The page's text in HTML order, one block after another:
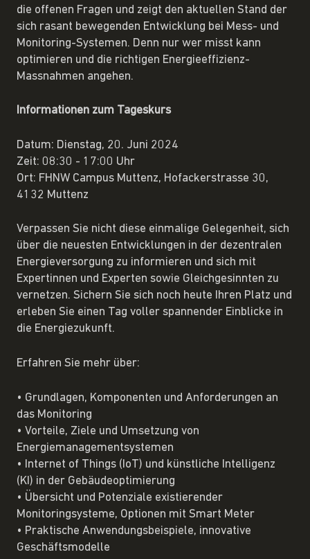
die offenen Fragen und zeigt den aktuellen Stand der
sich rasant bewegenden Entwicklung bei Mess- und
Monitoring-Systemen. Denn nur wer misst kann
optimieren und die richtigen Energieeffizienz-
Massnahmen angehen.
Informationen zum Tageskurs
Datum: Dienstag, 20. Juni 2024
Zeit: 08:30 - 17:00 Uhr
Ort: FHNW Campus Muttenz, Hofackerstrasse 30,
4132 Muttenz
Verpassen Sie nicht diese einmalige Gelegenheit, sich
über die neuesten Entwicklungen in der dezentralen
Energieversorgung zu informieren und sich mit
Expertinnen und Experten sowie Gleichgesinnten zu
vernetzen. Sichern Sie sich noch heute Ihren Platz und
erleben Sie einen Tag voller spannender Einblicke in
die Energiezukunft.
Erfahren Sie mehr über:
• Grundlagen, Komponenten und Anforderungen an
das Monitoring
• Vorteile, Ziele und Umsetzung von
Energiemanagementsystemen
• Internet of Things (IoT) und künstliche Intelligenz
(KI) in der Gebäudeoptimierung
• Übersicht und Potenziale existierender
Monitoringsysteme, Optionen mit Smart Meter
• Praktische Anwendungsbeispiele, innovative
Geschäftsmodelle